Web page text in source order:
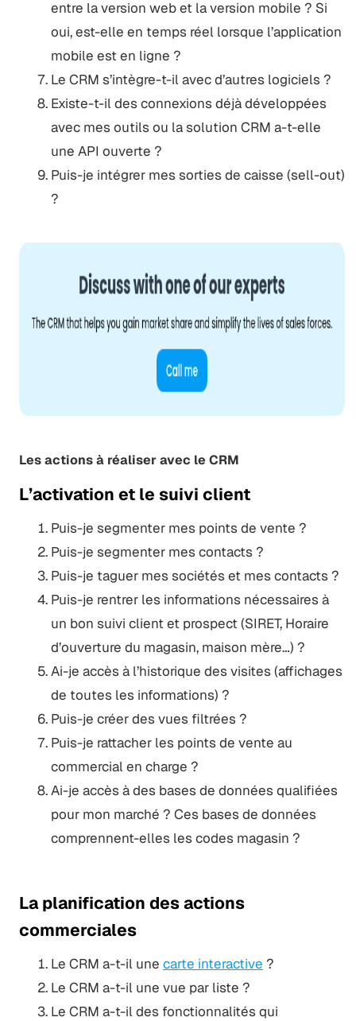
entre la version web et la version mobile ? Si
oui, est-elle en temps réel lorsque l’application
mobile est en ligne ?
Le CRM s’intègre-t-il avec d’autres logiciels ?
Existe-t-il des connexions déjà développées
avec mes outils ou la solution CRM a-t-elle
une API ouverte ?
Puis-je intégrer mes sorties de caisse (sell-out)
?
Les actions à réaliser avec le CRM
L’activation et le suivi client
Puis-je segmenter mes points de vente ?
Puis-je segmenter mes contacts ?
Puis-je taguer mes sociétés et mes contacts ?
Puis-je rentrer les informations nécessaires à
un bon suivi client et prospect (SIRET, Horaire
d’ouverture du magasin, maison mère…) ?
Ai-je accès à l’historique des visites (affichages
de toutes les informations) ?
Puis-je créer des vues filtrées ?
Puis-je rattacher les points de vente au
commercial en charge ?
Ai-je accès à des bases de données qualifiées
pour mon marché ? Ces bases de données
comprennent-elles les codes magasin ?
La planification des actions
commerciales
Le CRM a-t-il une carte interactive ?
Le CRM a-t-il une vue par liste ?
Le CRM a-t-il des fonctionnalités qui